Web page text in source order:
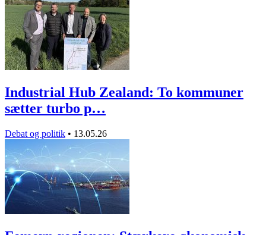
Industrial Hub Zealand: To kommuner
sætter turbo p…
Debat og politik • 13.05.26